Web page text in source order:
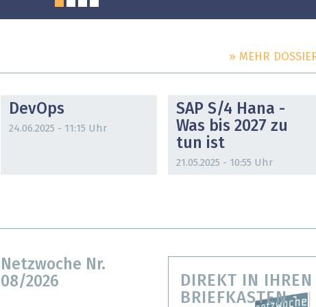
» MEHR
DevOps
24.06.2025 - 11:15 Uhr
SAP S/4 Hana -
Was bis 2027 zu
tun ist
21.05.2025 - 10:55 Uhr
Netzwoche Nr.
08/2026
DIREKT IN IHREN
BRIEFKASTEN